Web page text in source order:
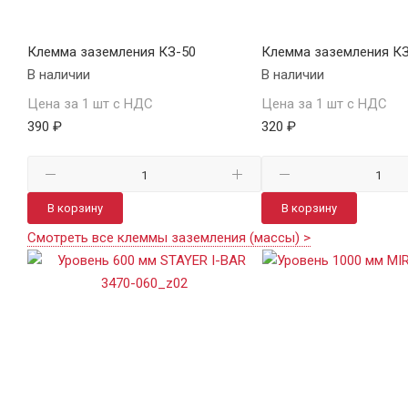
Клемма заземления КЗ-50
В наличии
Цена за 1 шт с НДС
390 ₽
В корзину
Клемма заземления
В наличии
Цена за 1 шт с НДС
320 ₽
В корзину
Смотреть все клеммы заземления (массы) >